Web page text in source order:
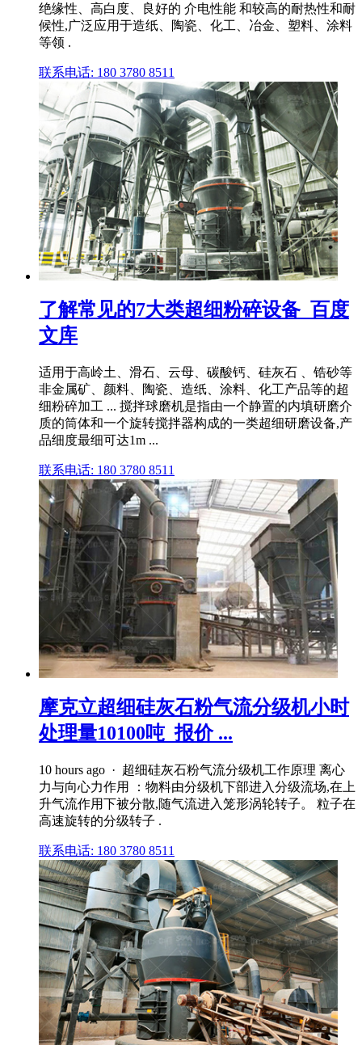
绝缘性、高白度、良好的 介电性能 和较高的耐热性和耐
候性,广泛应用于造纸、陶瓷、化工、冶金、塑料、涂料
等领 .
联系电话: 180 3780 8511
了解常见的7大类超细粉碎设备_百度
文库
适用于高岭土、滑石、云母、碳酸钙、硅灰石 、锆砂等
非金属矿、颜料、陶瓷、造纸、涂料、化工产品等的超
细粉碎加工 ... 搅拌球磨机是指由一个静置的内填研磨介
质的筒体和一个旋转搅拌器构成的一类超细研磨设备,产
品细度最细可达1m ...
联系电话: 180 3780 8511
摩克立超细硅灰石粉气流分级机小时
处理量10100吨_报价 ...
10 hours ago · 超细硅灰石粉气流分级机工作原理 离心
力与向心力作用 ：物料由分级机下部进入分级流场,在上
升气流作用下被分散,随气流进入笼形涡轮转子。 粒子在
高速旋转的分级转子 .
联系电话: 180 3780 8511